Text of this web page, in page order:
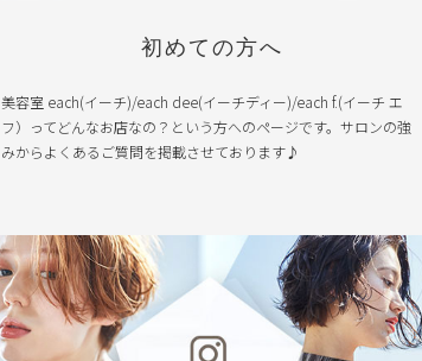
初めての方へ
美容室 each(イーチ)/each dee(イーチディー)/each f.(イーチ エ
フ）ってどんなお店なの？という方へのページです。サロンの強
みからよくあるご質問を掲載させております♪